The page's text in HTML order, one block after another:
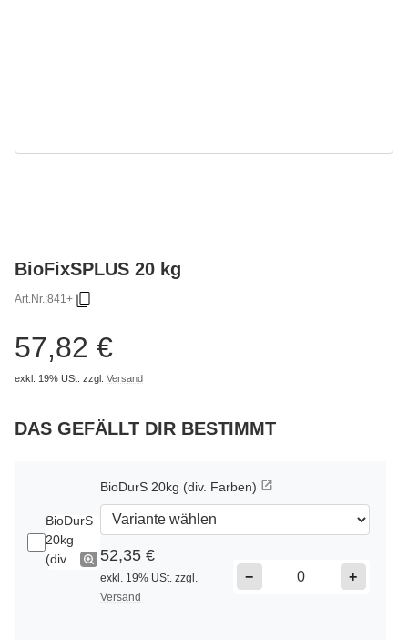
BioFixSPLUS 20 kg
Art.Nr.:841+
57,82 €
exkl. 19% USt. zzgl. Versand
DAS GEFÄLLT DIR BESTIMMT
BioDurS 20kg (div. Farben)
52,35 €
exkl. 19% USt. zzgl.
Versand
− +